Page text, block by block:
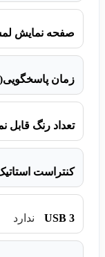
صفحه نمایش
زمان پاسخگویی(GTG)
تعداد رنگ قابل
کنتراست
USB 3 ندارد